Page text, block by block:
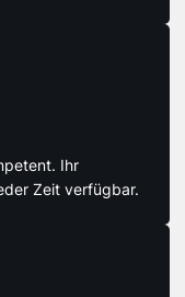
Ihr
Zeit verfügbar.